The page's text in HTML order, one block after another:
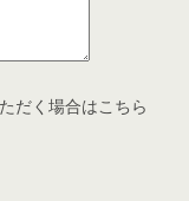
だく場合はこちら